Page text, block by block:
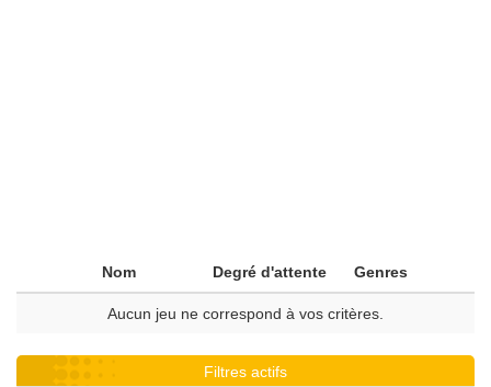
Nom Degré d'attente Genres
Aucun jeu ne correspond à vos critères.
Filtres actifs